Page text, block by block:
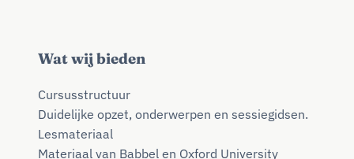
Wat wij bieden
Cursusstructuur
Duidelijke opzet, onderwerpen en sessiegidsen.
Lesmateriaal
Materiaal van Babbel en Oxford University